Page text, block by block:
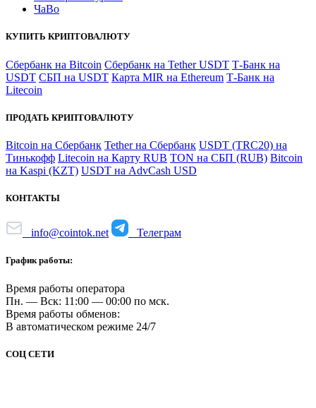
ЧаВо
КУПИТЬ КРИПТОВАЛЮТУ
Сбербанк на Bitcoin Сбербанк на Tether USDT Т-Банк на
USDT СБП на USDT Карта MIR на Ethereum Т-Банк на
Litecoin
ПРОДАТЬ КРИПТОВАЛЮТУ
Bitcoin на Сбербанк Tether на Сбербанк USDT (TRC20) на
Тинькофф Litecoin на Карту RUB TON на СБП (RUB) Bitcoin
на Kaspi (KZT) USDT на AdvCash USD
КОНТАКТЫ
info@cointok.net Телеграм
График работы:
Время работы оператора
Пн. — Вск: 11:00 — 00:00 по мск.
Время работы обменов:
В автоматическом режиме 24/7
СОЦ СЕТИ